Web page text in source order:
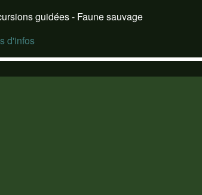
guidées - Faune sauvage
d'infos